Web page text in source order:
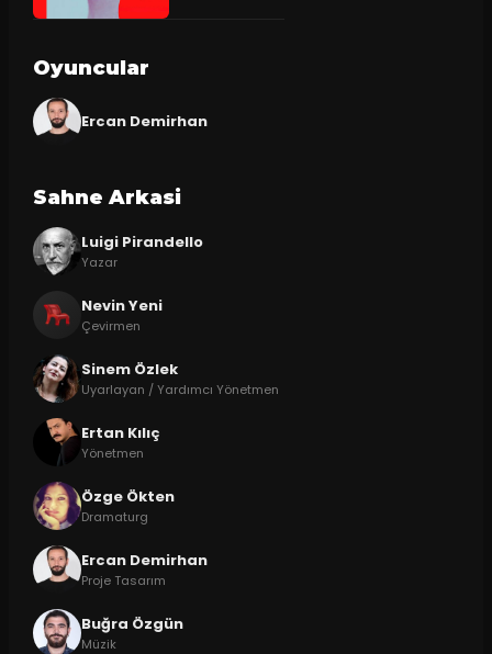
Oyuncular
Ercan Demirhan
Sahne Arkasi
Luigi Pirandello
Yazar
Nevin Yeni
Çevirmen
Sinem Özlek
Uyarlayan / Yardımcı Yönetmen
Ertan Kılıç
Yönetmen
Özge Ökten
Dramaturg
Ercan Demirhan
Proje Tasarım
Buğra Özgün
Müzik